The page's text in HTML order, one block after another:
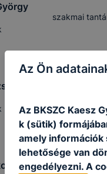
szakmai
Az Ön
Az BKSZC Kaesz
k (sütik)
amely információk
lehetősége van
engedélyezni. A